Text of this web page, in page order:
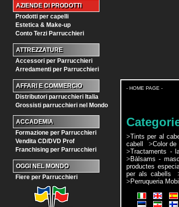
AZIENDE DI PRODOTTI
Prodotti per capelli
Estetica & Make-up
Conto Terzi Parrucchieri
ATTREZZATURE
Accessori per Parrucchieri
Arredamenti per Parrucchieri
AFFARI E COMMERCIO
Distributori parrucchieri Italia
Grossisti parrucchieri nel Mondo
ACCADEMIA
Formazione per Parrucchieri
Vendita CD/DVD Prof
Franchising per Parrucchieri
OGGI NEL MONDO
Fiere per Parrucchieri
- HOME PAGE -
>Tints per al
cabell
>Color de
>Tractaments -
> Bàlsams -
productes
per als cabells
> Perruqueria